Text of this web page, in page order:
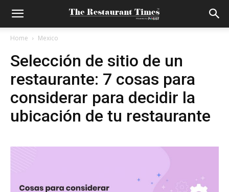
Home Mexico
Selección de sitio de un
restaurante: 7 cosas para
considerar para decidir la
ubicación de tu restaurante